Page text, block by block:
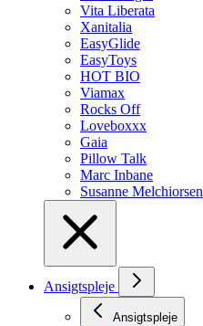
Vita Liberata
Xanitalia
EasyGlide
EasyToys
HOT BIO
Viamax
Rocks Off
Loveboxxx
Gaia
Pillow Talk
Marc Inbane
Susanne Melchiorsen
Ansigtspleje
Ansigtspleje